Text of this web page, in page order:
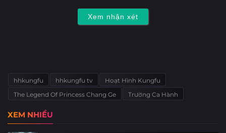
Xem nhận xét
hhkungfu hhkungfu tv
Hoạt Hình Kungfu
The Legend Of Princess Chang Ge
Trường Ca Hành
XEM NHIỀU